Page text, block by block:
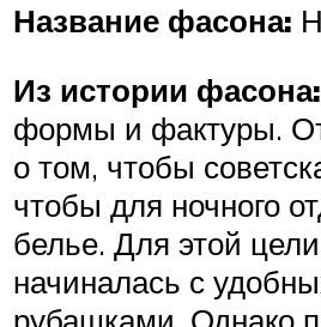
Название фасона:
Из истории фасона:
формы и фактуры.
о том, чтобы
чтобы для ночного
белье. Для этой
начиналась с